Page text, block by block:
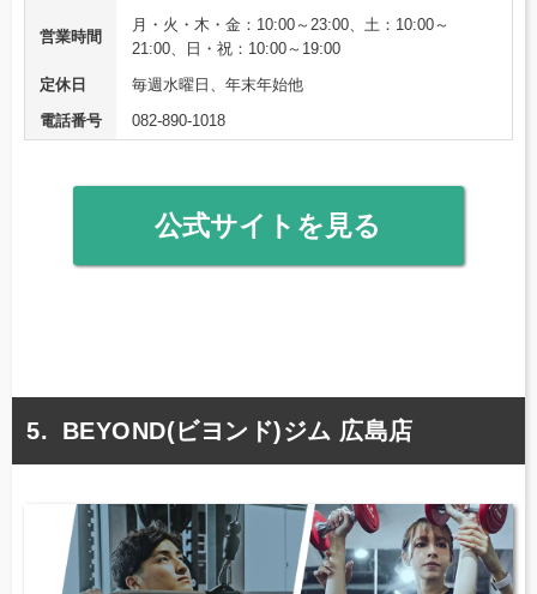
営業時間
月・火・木・金：10:00～23:00、土：10:00～
21:00、日・祝：10:00～19:00
定休日
毎週水曜日、年末年始他
電話番号
082-890-1018
公式サイトを見る
BEYOND(ビヨンド)ジム 広島店